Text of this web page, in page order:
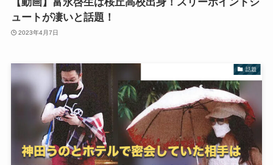
ュートが凄いと話題！
2023年4月7日
話題